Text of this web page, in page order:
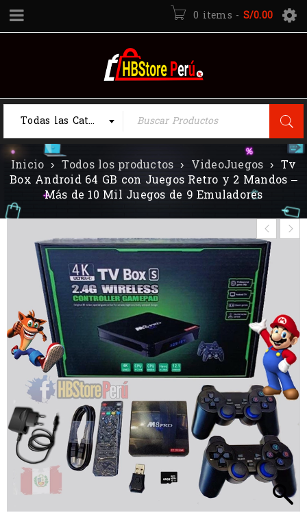
0 items - S/0.00
Todas las Categorias
Inicio › Todos los productos › VideoJuegos › Tv
Box Android 64 GB con Juegos Retro y 2 Mandos –
Más de 10 Mil Juegos de 9 Emuladores